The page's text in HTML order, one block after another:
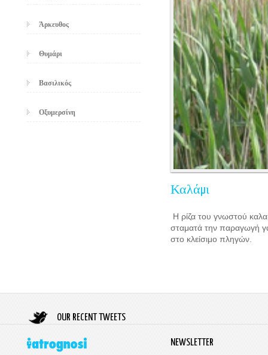
Άρκευθος
Θυμάρι
Βασιλικός
Οξυμερσίνη
Καλάμι
Η ρίζα του γνωστού
σταματά την παραγωγή
στο κλείσιμο πληγών.
OUR RECENT TWEETS
NEWSLETTER